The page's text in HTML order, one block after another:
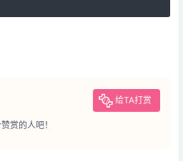
给TA打赏
赏的人吧！